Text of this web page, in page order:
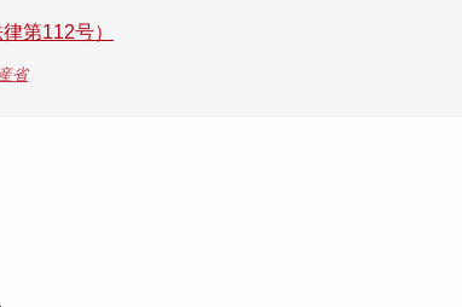
第112号）
省